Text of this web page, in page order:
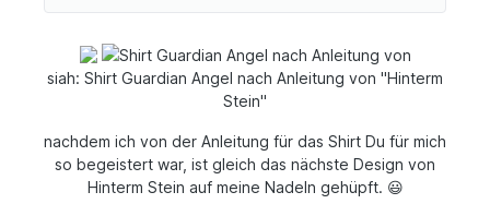
siah: Shirt Guardian Angel nach Anleitung von "Hinterm
Stein"
nachdem ich von der Anleitung für das Shirt Du für mich
so begeistert war, ist gleich das nächste Design von
Hinterm Stein auf meine Nadeln gehüpft. 😃